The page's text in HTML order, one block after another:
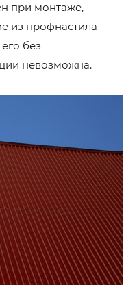
при монтаже,
из профнастила
без
невозможна.